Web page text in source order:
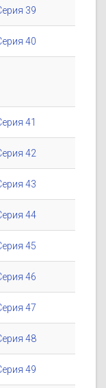
39
40
41
42
43
44
45
46
47
48
49